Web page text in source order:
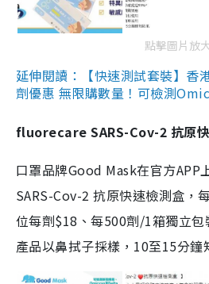
點擊圖片放
延伸閱讀：【快速測試套裝】香
劑優惠 無限購數量！可檢測
fluorecare SARS-Cov-2 抗原
口罩品牌Good Mask在官方
SARS-Cov-2 抗原快速檢測盒，
位每劑$18、每500劑/1箱獨立包
產品以鼻拭子採樣，10至15分鐘